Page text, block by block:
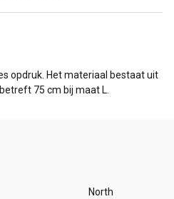
opdruk. Het materiaal bestaat uit
75 cm bij maat L.
North